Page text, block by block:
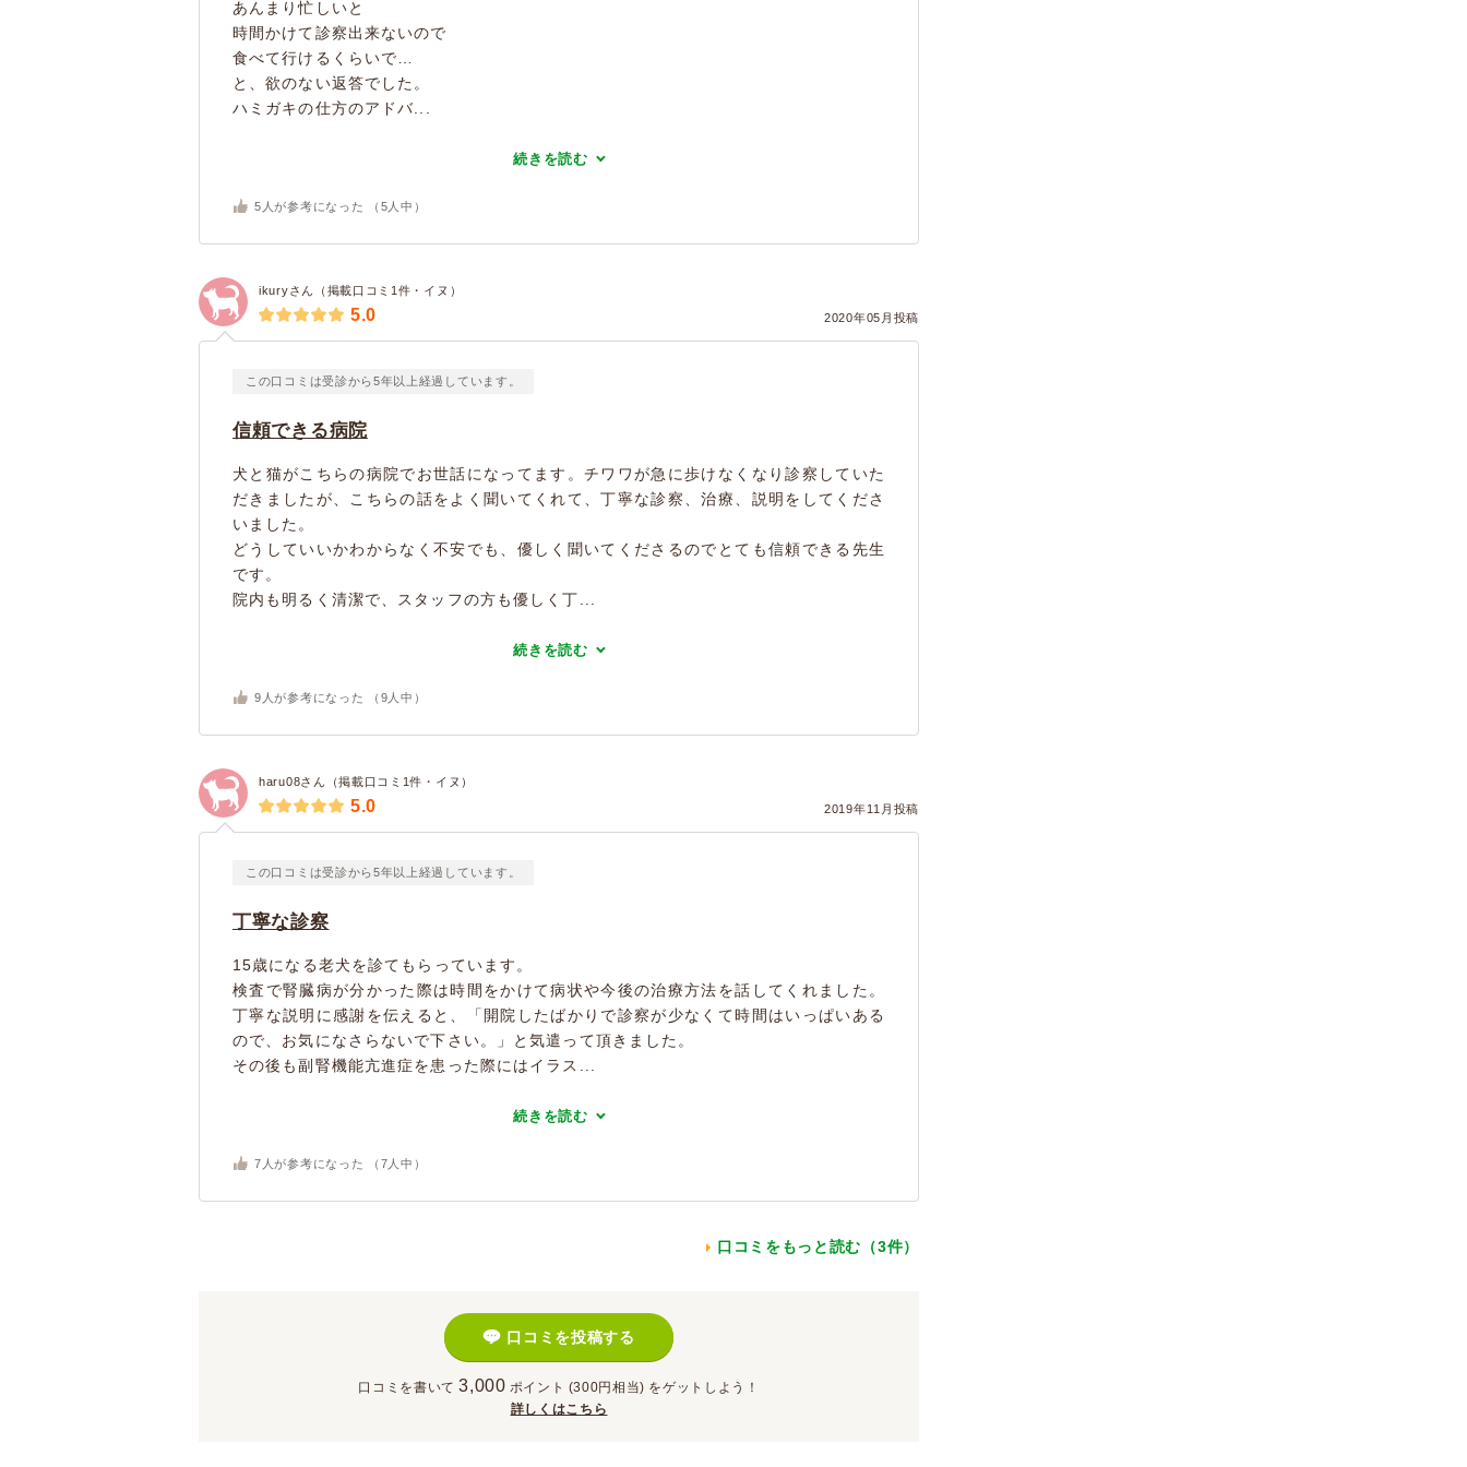
あんまり忙しいと
時間かけて診察出来ないので
食べて行けるくらいで…
と、欲のない返答でした。
ハミガキの仕方のアドバ...
続きを読む
5 人が参考になった （ 5 人中）
ikuryさん（掲載口コミ1件・イヌ）
2020年05月投稿
5.0
この口コミは受診から5年以上経過しています。
信頼できる病院
犬と猫がこちらの病院でお世話になってます。チワワが急に歩けなくなり診察していた
だきましたが、こちらの話をよく聞いてくれて、丁寧な診察、治療、説明をしてくださ
いました。
どうしていいかわからなく不安でも、優しく聞いてくださるのでとても信頼できる先生
です。
院内も明るく清潔で、スタッフの方も優しく丁...
続きを読む
9 人が参考になった （ 9 人中）
haru08さん（掲載口コミ1件・イヌ）
2019年11月投稿
5.0
この口コミは受診から5年以上経過しています。
丁寧な診察
15歳になる老犬を診てもらっています。
検査で腎臓病が分かった際は時間をかけて病状や今後の治療方法を話してくれました。
丁寧な説明に感謝を伝えると、「開院したばかりで診察が少なくて時間はいっぱいある
ので、お気になさらないで下さい。」と気遣って頂きました。
その後も副腎機能亢進症を患った際にはイラス...
続きを読む
7 人が参考になった （ 7 人中）
口コミをもっと読む（3件）
口コミを投稿する
口コミを書いて 3,000 ポイント (300円相当) をゲットしよう！
詳しくはこちら